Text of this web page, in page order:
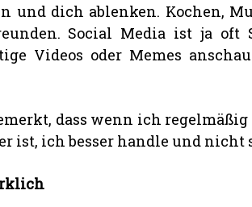
und dich ablenken. Kochen,
Social Media ist ja oft
Videos oder Memes
dass wenn ich
ist, ich besser handle und nicht